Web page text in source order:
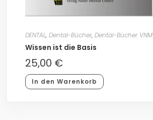
DENTAL, Dental-Bücher, Dental-Bücher VNM
Wissen ist die Basis
25,00 €
In den Warenkorb